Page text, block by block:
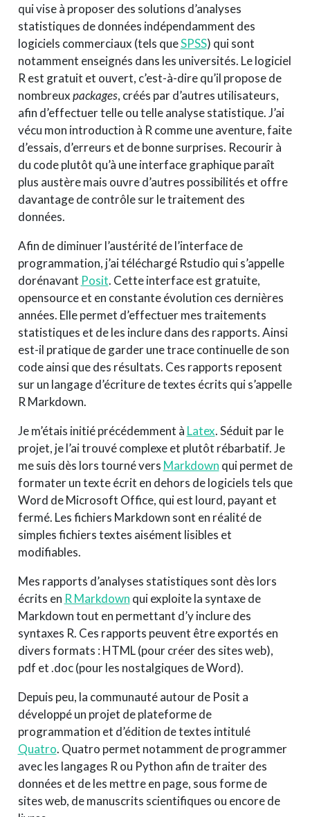
qui vise à proposer des solutions d’analyses
statistiques de données indépendamment des
logiciels commerciaux (tels queSPSS) qui sont
notamment enseignés dans les universités. Le logiciel
R est gratuit et ouvert, c’est-à-dire qu’il propose de
nombreuxpackages, créés par d’autres utilisateurs,
afin d’effectuer telle ou telle analyse statistique. J’ai
vécu mon introduction à R comme une aventure, faite
d’essais, d’erreurs et de bonne surprises. Recourir à
du code plutôt qu’à une interface graphique paraît
plus austère mais ouvre d’autres possibilités et offre
davantage de contrôle sur le traitement des
données.
Afin de diminuer l’austérité de l’interface de
programmation, j’ai téléchargé Rstudio qui s’appelle
dorénavant Posit. Cette interface est gratuite,
opensource et en constante évolution ces dernières
années. Elle permet d’effectuer mes traitements
statistiques et de les inclure dans des rapports. Ainsi
est-il pratique de garder une trace continuelle de son
code ainsi que des résultats. Ces rapports reposent
sur un langage d’écriture de textes écrits qui s’appelle
R Markdown.
Je m’étais initié précédemment à Latex. Séduit par le
projet, je l’ai trouvé complexe et plutôt rébarbatif. Je
me suis dès lors tourné vers Markdown qui permet de
formater un texte écrit en dehors de logiciels tels que
Word de Microsoft Office, qui est lourd, payant et
fermé. Les fichiers Markdown sont en réalité de
simples fichiers textes aisément lisibles et
modifiables.
Mes rapports d’analyses statistiques sont dès lors
écrits en R Markdown qui exploite la syntaxe de
Markdown tout en permettant d’y inclure des
syntaxes R. Ces rapports peuvent être exportés en
divers formats : HTML (pour créer des sites web),
pdf et .doc (pour les nostalgiques de Word).
Depuis peu, la communauté autour de Posit a
développé un projet de plateforme de
programmation et d’édition de textes intitulé
Quatro. Quatro permet notamment de programmer
avec les langages R ou Python afin de traiter des
données et de les mettre en page, sous forme de
sites web, de manuscrits scientifiques ou encore de